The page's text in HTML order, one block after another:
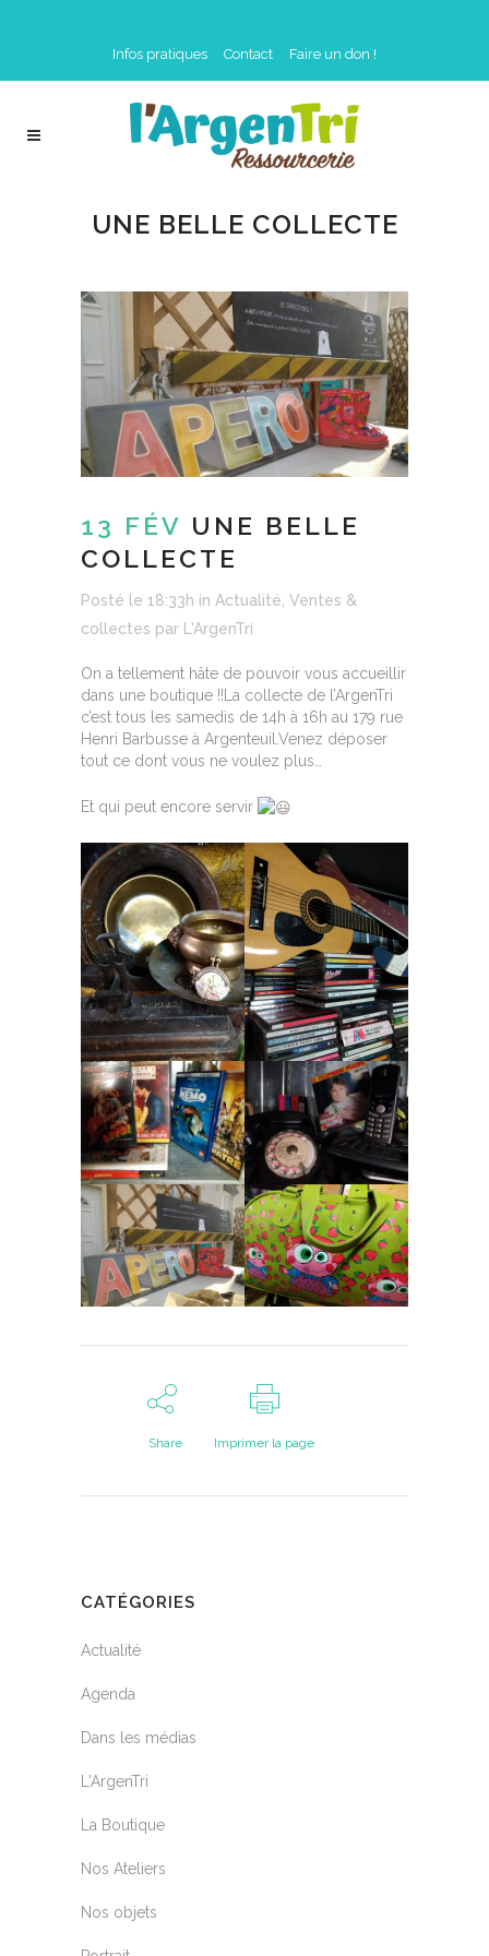
Infos pratiques Contact Faire un don !
UNE BELLE COLLECTE
13 FÉV UNE BELLE
COLLECTE
Posté le 18:33h in Actualité Ventes &
collectes par L'ArgenTri
On a tellement hâte de pouvoir vous accueillir
dans une boutique !!La collecte de l’ArgenTri
c’est tous les samedis de 14h à 16h au 179 rue
Henri Barbusse à Argenteuil.Venez déposer
tout ce dont vous ne voulez plus…
Et qui peut encore servir
Share Imprimer la page
CATÉGORIES
Actualité
Agenda
Dans les médias
L'ArgenTri
La Boutique
Nos Ateliers
Nos objets